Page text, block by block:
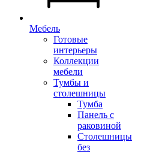
Мебель
Готовые
интерьеры
Коллекции
мебели
Тумбы и
столешницы
Тумба
Панель с
раковиной
Столешницы
без